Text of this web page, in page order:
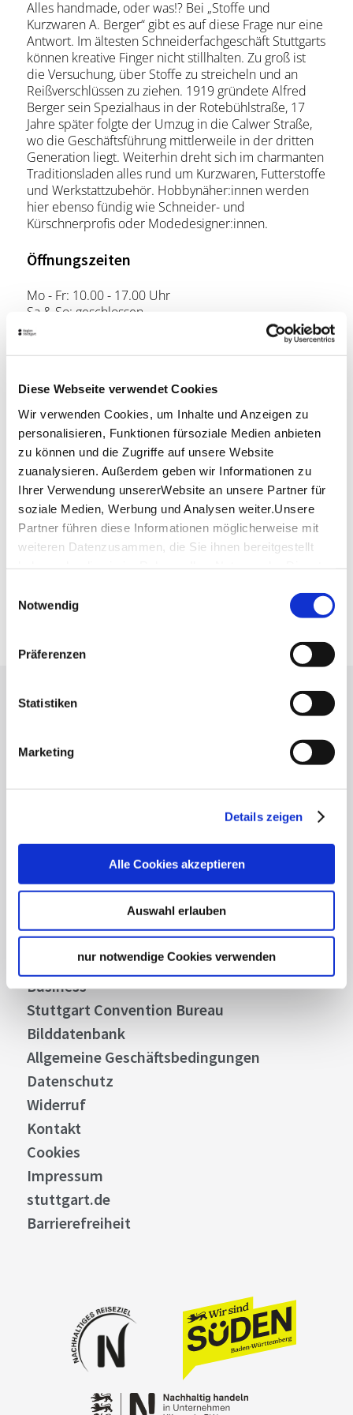
Diese Webseite verwendet Cookies
Wir verwenden Cookies, um Inhalte und Anzeigen zu
personalisieren, Funktionen fürsoziale Medien anbieten
zu können und die Zugriffe auf unsere Website
zuanalysieren. Außerdem geben wir Informationen zu
Ihrer Verwendung unsererWebsite an unsere Partner für
soziale Medien, Werbung und Analysen weiter.Unsere
Partner führen diese Informationen möglicherweise mit
weiteren Datenzusammen, die Sie ihnen bereitgestellt
Impressum
Notwendig
Präferenzen
Statistiken
Marketing
Details zeigen
Alle Cookies akzeptieren
Auswahl erlauben
nur notwendige Cookies verwenden
Alles handmade, oder was!? Bei „Stoffe und
Kurzwaren A. Berger“ gibt es auf diese Frage nur eine
Antwort. Im ältesten Schneiderfachgeschäft Stuttgarts
können kreative Finger nicht stillhalten. Zu groß ist
die Versuchung, über Stoffe zu streicheln und an
Reißverschlüssen zu ziehen. 1919 gründete Alfred
Berger sein Spezialhaus in der Rotebühlstraße, 17
Jahre später folgte der Umzug in die Calwer Straße,
wo die Geschäftsführung mittlerweile in der dritten
Generation liegt. Weiterhin dreht sich im charmanten
Traditionsladen alles rund um Kurzwaren, Futterstoffe
und Werkstattzubehör. Hobbynäher:innen werden
hier ebenso fündig wie Schneider- und
Kürschnerprofis oder Modedesigner:innen.
Öffnungszeiten
Mo - Fr: 10.00 - 17.00 Uhr
Sa & So: geschlossen
Calwer Straße 37
Website:www.kurzwaren-berger.de
Planen Sie Ihre Anreise
Verkehrs- und Tarifverbund Stuttgart GmbH
Fahrplanauskunft des VVS
Fahrplanauskunft der DB
Google Maps
Lassen Sie sich inspirieren!
Mit unserem Newsletter bleiben Sie zu Events,
Highlights und aktuellen Angeboten in
Stellenangebote
Business
Stuttgart Convention Bureau
Bilddatenbank
Allgemeine Geschäftsbedingungen
Datenschutz
Widerruf
Kontakt
Cookies
Impressum
stuttgart.de
Barrierefreiheit